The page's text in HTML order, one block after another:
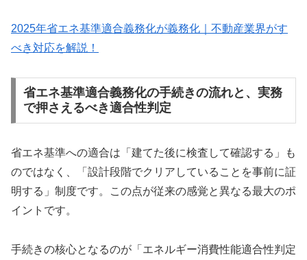
2025年省エネ基準適合義務化が義務化｜不動産業界がす
べき対応を解説！
省エネ基準適合義務化の手続きの流れと、実務
で押さえるべき適合性判定
省エネ基準への適合は「建てた後に検査して確認する」も
のではなく、「設計段階でクリアしていることを事前に証
明する」制度です。この点が従来の感覚と異なる最大のポ
イントです。
手続きの核心となるのが「エネルギー消費性能適合性判定